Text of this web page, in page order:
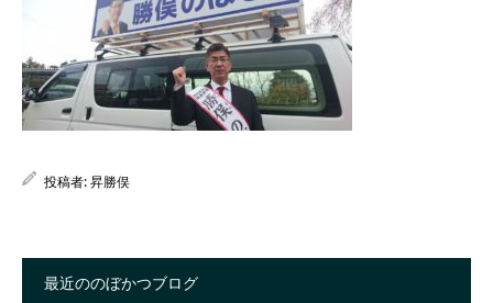
投稿者:昇勝俣
最近ののぼかつブログ